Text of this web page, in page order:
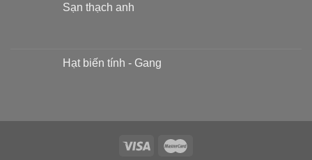
Sạn thạch anh
Hạt biến tính - Gang